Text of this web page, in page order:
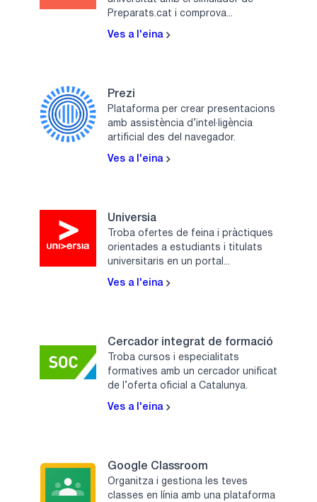
Preparats.cat i comprova...
Ves a l'eina
Prezi
Plataforma per crear presentacions
amb assistència d’intel·ligència
artificial des del navegador.
Ves a l'eina
Universia
Troba ofertes de feina i pràctiques
orientades a estudiants i titulats
universitaris en un portal...
Ves a l'eina
Cercador integrat de formació
Troba cursos i especialitats
formatives amb un cercador unificat
de l’oferta oficial a Catalunya.
Ves a l'eina
Google Classroom
Organitza i gestiona les teves
classes en línia amb una plataforma